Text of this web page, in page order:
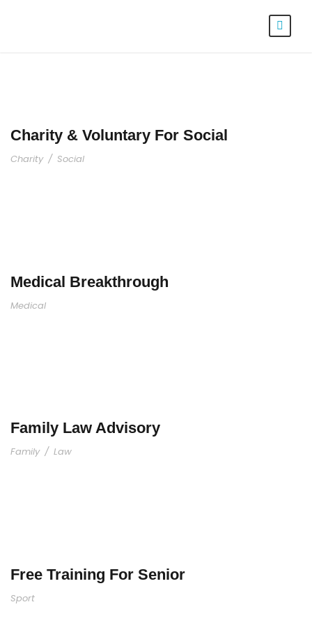
Charity & Voluntary For Social
Charity / Social
Medical Breakthrough
Medical
Family Law Advisory
Family / Law
Free Training For Senior
Sport